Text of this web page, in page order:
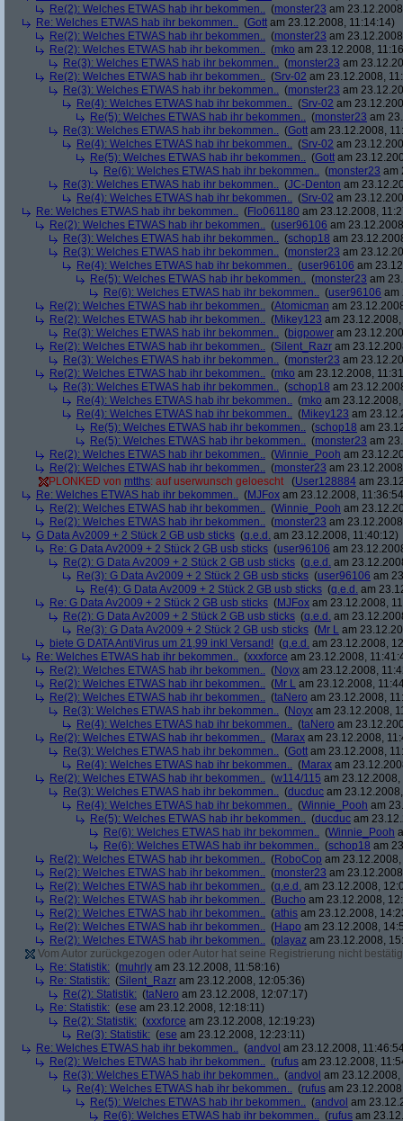
Re(2): Welches ETWAS hab ihr bekommen.. (monster23 am
Re: Welches ETWAS hab ihr bekommen.. (Gott am 23.12.2008, 11:14:14)
Re(2): Welches ETWAS hab ihr bekommen.. (monster23 am
Re(2): Welches ETWAS hab ihr bekommen.. (mko am 23.12.2008,
Re(3): Welches ETWAS hab ihr bekommen.. (monster23 am
Re(2): Welches ETWAS hab ihr bekommen.. (Srv-02 am 23.12.2008,
Re(3): Welches ETWAS hab ihr bekommen.. (monster23 am
Re(4): Welches ETWAS hab ihr bekommen.. (Srv-02 am
Re(5): Welches ETWAS hab ihr bekommen.. (monster23 am
Re(3): Welches ETWAS hab ihr bekommen.. (Gott am 23.12.2008,
Re(4): Welches ETWAS hab ihr bekommen.. (Srv-02 am
Re(5): Welches ETWAS hab ihr bekommen.. (Gott am
Re(6): Welches ETWAS hab ihr bekommen.. (monster23 am
Re(3): Welches ETWAS hab ihr bekommen.. (JC-Denton am
Re(4): Welches ETWAS hab ihr bekommen.. (Srv-02 am
Re: Welches ETWAS hab ihr bekommen.. (Flo061180 am 23.12.2008,
Re(2): Welches ETWAS hab ihr bekommen.. (user96106 am
Re(3): Welches ETWAS hab ihr bekommen.. (schop18 am
Re(3): Welches ETWAS hab ihr bekommen.. (monster23 am
Re(4): Welches ETWAS hab ihr bekommen.. (user96106 am
Re(5): Welches ETWAS hab ihr bekommen.. (monster23 am
Re(6): Welches ETWAS hab ihr bekommen.. (user96106 am
Re(2): Welches ETWAS hab ihr bekommen.. (Atomicman am
Re(2): Welches ETWAS hab ihr bekommen.. (Mikey123 am
Re(3): Welches ETWAS hab ihr bekommen.. (bigpower am
Re(2): Welches ETWAS hab ihr bekommen.. (Silent_Razr am
Re(3): Welches ETWAS hab ihr bekommen.. (monster23 am
Re(2): Welches ETWAS hab ihr bekommen.. (mko am 23.12.2008,
Re(3): Welches ETWAS hab ihr bekommen.. (schop18 am
Re(4): Welches ETWAS hab ihr bekommen.. (mko am
Re(4): Welches ETWAS hab ihr bekommen.. (Mikey123 am
Re(5): Welches ETWAS hab ihr bekommen.. (schop18 am
Re(5): Welches ETWAS hab ihr bekommen.. (monster23 am
Re(2): Welches ETWAS hab ihr bekommen.. (Winnie_Pooh am
Re(2): Welches ETWAS hab ihr bekommen.. (monster23 am
PLONKED von mtths: auf userwunsch geloescht (User128884 am
Re: Welches ETWAS hab ihr bekommen.. (MJFox am 23.12.2008,
Re(2): Welches ETWAS hab ihr bekommen.. (Winnie_Pooh am
Re(2): Welches ETWAS hab ihr bekommen.. (monster23 am
G Data Av2009 + 2 Stück 2 GB usb sticks (q.e.d. am 23.12.2008, 11:40:12)
Re: G Data Av2009 + 2 Stück 2 GB usb sticks (user96106 am
Re(2): G Data Av2009 + 2 Stück 2 GB usb sticks (q.e.d. am
Re(3): G Data Av2009 + 2 Stück 2 GB usb sticks (user96106 am
Re(4): G Data Av2009 + 2 Stück 2 GB usb sticks (q.e.d. am
Re: G Data Av2009 + 2 Stück 2 GB usb sticks (MJFox am 23.12.2008,
Re(2): G Data Av2009 + 2 Stück 2 GB usb sticks (q.e.d. am
Re(3): G Data Av2009 + 2 Stück 2 GB usb sticks (Mr L am
biete G DATA AntiVirus um 21,99 inkl Versand! (q.e.d. am 23.12.2008,
Re: Welches ETWAS hab ihr bekommen.. (xxxforce am 23.12.2008,
Re(2): Welches ETWAS hab ihr bekommen.. (Noyx am 23.12.2008,
Re(2): Welches ETWAS hab ihr bekommen.. (Mr L am 23.12.2008,
Re(2): Welches ETWAS hab ihr bekommen.. (taNero am 23.12.2008,
Re(3): Welches ETWAS hab ihr bekommen.. (Noyx am 23.12.2008,
Re(4): Welches ETWAS hab ihr bekommen.. (taNero am
Re(2): Welches ETWAS hab ihr bekommen.. (Marax am 23.12.2008,
Re(3): Welches ETWAS hab ihr bekommen.. (Gott am 23.12.2008,
Re(4): Welches ETWAS hab ihr bekommen.. (Marax am
Re(2): Welches ETWAS hab ihr bekommen.. (w114/115 am 23.12.2008,
Re(3): Welches ETWAS hab ihr bekommen.. (ducduc am
Re(4): Welches ETWAS hab ihr bekommen.. (Winnie_Pooh am
Re(5): Welches ETWAS hab ihr bekommen.. (ducduc am
Re(6): Welches ETWAS hab ihr bekommen.. (Winnie_Pooh
Re(6): Welches ETWAS hab ihr bekommen.. (schop18 am
Re(2): Welches ETWAS hab ihr bekommen.. (RoboCop am
Re(2): Welches ETWAS hab ihr bekommen.. (monster23 am
Re(2): Welches ETWAS hab ihr bekommen.. (q.e.d. am 23.12.2008,
Re(2): Welches ETWAS hab ihr bekommen.. (Bucho am 23.12.2008,
Re(2): Welches ETWAS hab ihr bekommen.. (athis am 23.12.2008,
Re(2): Welches ETWAS hab ihr bekommen.. (Hapo am 23.12.2008,
Re(2): Welches ETWAS hab ihr bekommen.. (playaz am 23.12.2008,
Vom Autor zurückgezogen oder Autor hat seine Registrierung nicht
Re: Statistik: (muhrly am 23.12.2008, 11:58:16)
Re: Statistik: (Silent_Razr am 23.12.2008, 12:05:36)
Re(2): Statistik: (taNero am 23.12.2008, 12:07:17)
Re: Statistik: (ese am 23.12.2008, 12:18:11)
Re(2): Statistik: (xxxforce am 23.12.2008, 12:19:23)
Re(3): Statistik: (ese am 23.12.2008, 12:23:11)
Re: Welches ETWAS hab ihr bekommen.. (andvol am 23.12.2008,
Re(2): Welches ETWAS hab ihr bekommen.. (rufus am 23.12.2008,
Re(3): Welches ETWAS hab ihr bekommen.. (andvol am
Re(4): Welches ETWAS hab ihr bekommen.. (rufus am
Re(5): Welches ETWAS hab ihr bekommen.. (andvol am
Re(6): Welches ETWAS hab ihr bekommen.. (rufus am